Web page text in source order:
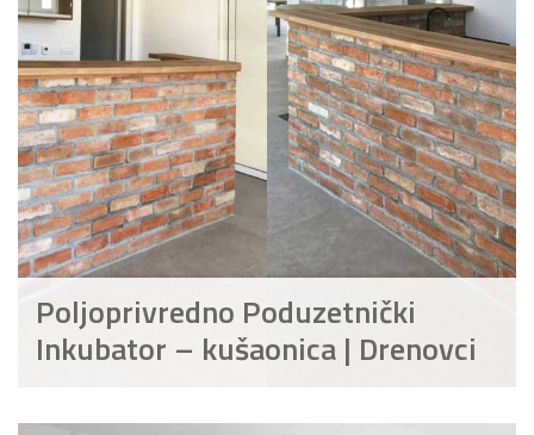
Poljoprivredno Poduzetnički
Inkubator – kušaonica | Drenovci